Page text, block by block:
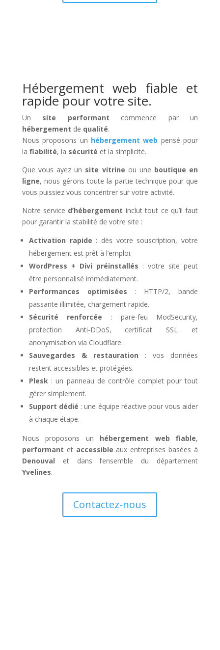
Hébergement web fiable et
rapide pour votre site.
Un site performant commence par un
hébergement de qualité.
Nous proposons un hébergement web pensé pour
la fiabilité, la sécurité et la simplicité.
Que vous ayez un site vitrine ou une boutique en
ligne, nous gérons toute la partie technique pour que
vous puissiez vous concentrer sur votre activité.
Notre service d’hébergement inclut tout ce qu’il faut
pour garantir la stabilité de votre site :
Activation rapide : dès votre souscription, votre
hébergement est prêt à l’emploi.
WordPress + Divi préinstallés : votre site peut
être personnalisé immédiatement.
Performances optimisées : HTTP/2, bande
passante illimitée, chargement rapide.
Sécurité renforcée : pare-feu ModSecurity,
protection Anti-DDoS, certificat SSL et
anonymisation via Cloudflare.
Sauvegardes & restauration : vos données
restent accessibles et protégées.
Plesk: un panneau de contrôle complet pour tout
gérer simplement.
Support dédié : une équipe réactive pour vous aider
à chaque étape.
Nous proposons un hébergement web fiable,
performant et accessible aux entreprises basées à
Denouval et dans l’ensemble du département
Yvelines.
Contactez-nous